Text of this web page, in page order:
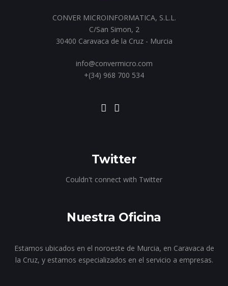
CONVER MICROINFORMATICA, S.L.L.
C/San Simon, 2
30400 Caravaca de la Cruz - Murcia
info@convermicro.com
+(34) 968 700 534
Twitter
Couldn't connect with Twitter
Nuestra Oficina
Estamos ubicados en el noroeste de Murcia, en Caravaca de
la Cruz, y estamos especializados en el servicio a empresas.